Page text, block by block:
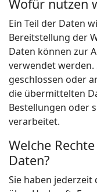
Wofür nutzen
Ein Teil der Daten
Bereitstellung der
Daten können zur
verwendet
geschlossen oder
die übermittelten
Bestellungen oder
verarbeitet.
Welche
Daten?
Sie haben